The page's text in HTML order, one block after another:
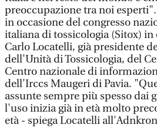
preoccupazione tra noi
in occasione del congresso
italiana di tossicologia (Sitox) in
Carlo Locatelli, già presidente
dell'Unità di Tossicologia, del
Centro nazionale di
dell'Irccs Maugeri di Pavia.
assunte sempre più spesso dai
l'uso inizia già in età molto
età - spiega Locatelli